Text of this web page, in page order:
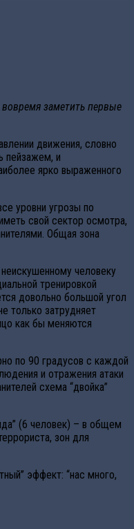
заметить первые
движения, словно
пейзажем, и
ярко выраженного
уровни угрозы по
свой сектор осмотра,
Общая зона
человеку
тренировкой
довольно большой угол
только затрудняет
как бы меняются
по 90 градусов с каждой
и отражения атаки
схема “двойка”
(6 человек) – в общем
зон для
эффект: “нас много,